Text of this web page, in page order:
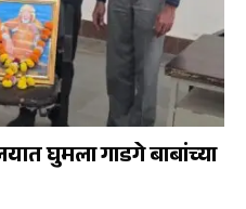
घुमला गाडगे बाबांच्या